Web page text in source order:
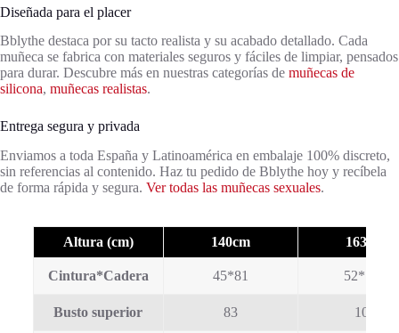
Diseñada para el placer
Bblythe destaca por su tacto realista y su acabado detallado. Cada
muñeca se fabrica con materiales seguros y fáciles de limpiar, pensados
para durar. Descubre más en nuestras categorías de muñecas de
silicona, muñecas realistas.
Entrega segura y privada
Enviamos a toda España y Latinoamérica en embalaje 100% discreto,
sin referencias al contenido. Haz tu pedido de Bblythe hoy y recíbela
de forma rápida y segura. Ver todas las muñecas sexuales.
Altura (cm) 140cm 163cm
Cintura*Cadera 45*81 52*113
Busto superior 83 105